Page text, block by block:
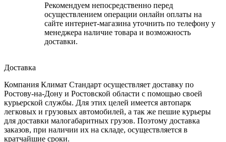
Рекомендуем непосредственно перед
осуществлением операции онлайн оплаты на
сайте интернет-магазина уточнить по телефону у
менеджера наличие товара и возможность
доставки.
Доставка
Компания Климат Стандарт осуществляет доставку по
Ростову-на-Дону и Ростовской области с помощью своей
курьерской службы. Для этих целей имеется автопарк
легковых и грузовых автомобилей, а так же пешие курьеры
для доставки малогабаритных грузов. Поэтому доставка
заказов, при наличии их на складе, осуществляется в
кратчайшие сроки.